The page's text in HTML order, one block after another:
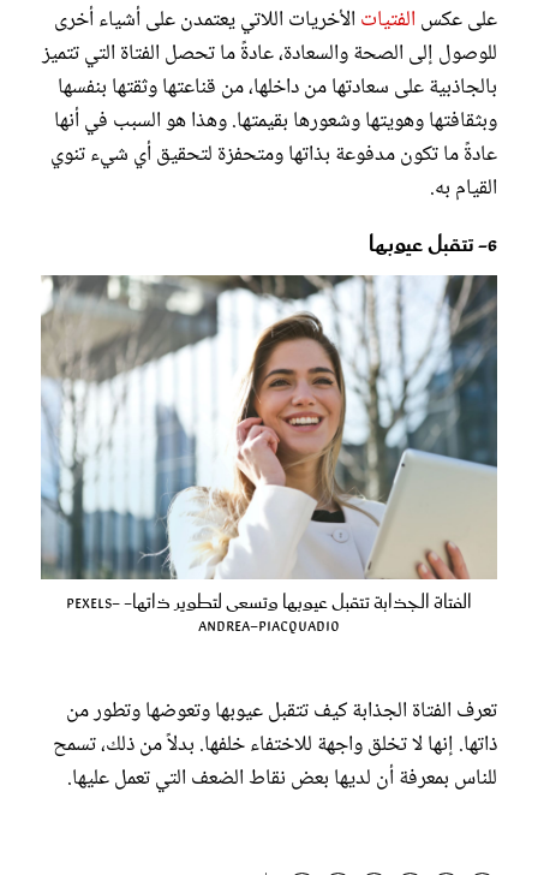
على عكس الفتيات الأخريات اللاتي يعتمدن على أشياء أخرى
للوصول إلى الصحة والسعادة، عادةً ما تحصل الفتاة التي تتميز
بالجاذبية على سعادتها من داخلها، من قناعتها وثقتها بنفسها
وبثقافتها وهويتها وشعورها بقيمتها. وهذا هو السبب في أنها
عادةً ما تكون مدفوعة بذاتها ومتحفزة لتحقيق أي شيء تنوي
القيام به.
6- تتقبل عيوبها
الفتاة الجذابة تتقبل عيوبها وتسعى لتطوير ذاتها- pexels-
andrea-piacquadio
تعرف الفتاة الجذابة كيف تتقبل عيوبها وتعوضها وتطور من
ذاتها. إنها لا تخلق واجهة للاختفاء خلفها. بدلاً من ذلك، تسمح
للناس بمعرفة أن لديها بعض نقاط الضعف التي تعمل عليها.